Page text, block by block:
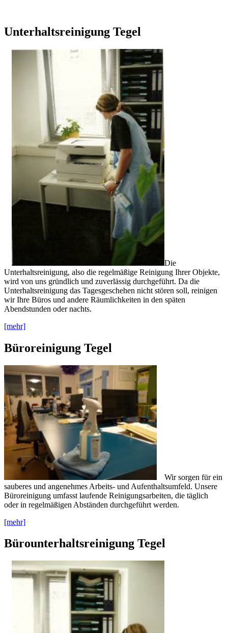
Unterhaltsreinigung Tegel
Die
Unterhaltsreinigung, also die regelmäßige Reinigung Ihrer Objekte,
wird von uns gründlich und zuverlässig durchgeführt. Da die
Unterhaltsreinigung das Tagesgeschehen nicht stören soll, reinigen
wir Ihre Büros und andere Räumlichkeiten in den späten
Abendstunden oder nachts.
[mehr]
Büroreinigung Tegel
Wir sorgen für ein
sauberes und angenehmes Arbeits- und Aufenthaltsumfeld. Unsere
Büroreinigung umfasst laufende Reinigungsarbeiten, die täglich
oder in regelmäßigen Abständen durchgeführt werden.
[mehr]
Bürounterhaltsreinigung Tegel